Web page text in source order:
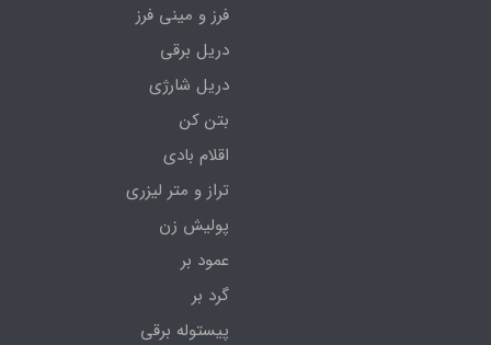
فرز و مینی فرز
دریل برقی
دریل شارژی
بتن کن
اقلام بادی
تراز و متر لیزری
پولیش زن
عمود بر
گرد بر
پیستوله برقی